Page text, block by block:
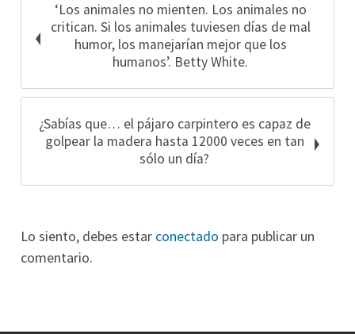
‘Los animales no mienten. Los animales no
critican. Si los animales tuviesen días de mal
humor, los manejarían mejor que los
humanos’. Betty White.
¿Sabías que… el pájaro carpintero es capaz de
golpear la madera hasta 12000 veces en tan
sólo un día?
Lo siento, debes estar conectado para publicar un
comentario.